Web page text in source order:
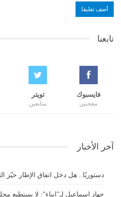
تابعنا
فايسبوك
معجبين
تويتر
متابعين
آخر الأخبار
دستوريًا.. هل دخل اتفاق الإطار حيّز
جهاد إسماعيل لـ”إنباء”: لا يستطيع